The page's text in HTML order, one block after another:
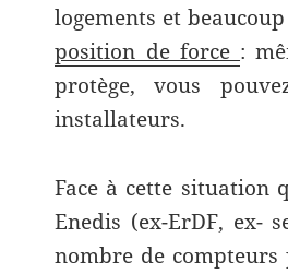
logements et
position de force :
protège, vous
installateurs.
Face à cette situation
Enedis (ex-ErDF, ex-
nombre de compteurs